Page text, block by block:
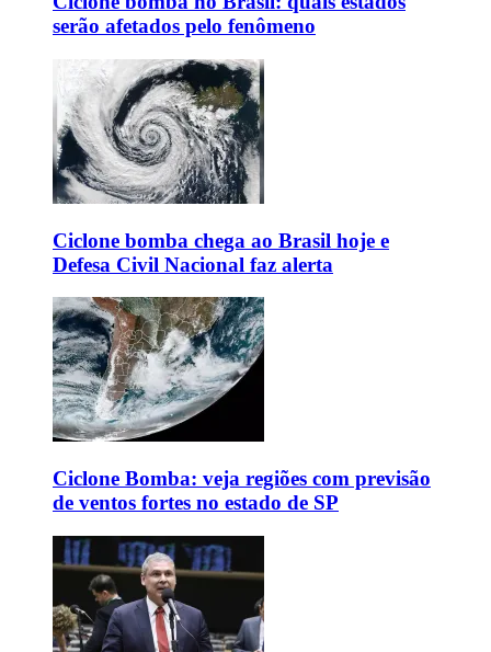
serão afetados pelo fenômeno
Ciclone bomba chega ao Brasil hoje e
Defesa Civil Nacional faz alerta
Ciclone Bomba: veja regiões com previsão
de ventos fortes no estado de SP